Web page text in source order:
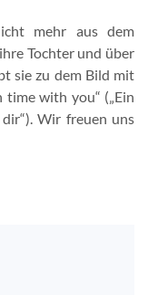
mehr aus dem
Tochter und über
sie zu dem Bild mit
time with you“ („Ein
Wir freuen uns